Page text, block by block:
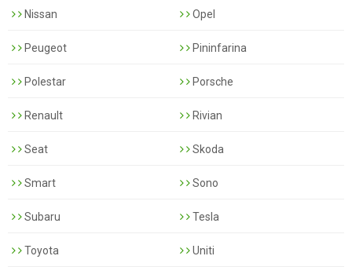
Nissan Opel
Peugeot Pininfarina
Polestar Porsche
Renault Rivian
Seat Skoda
Smart Sono
Subaru Tesla
Toyota Uniti